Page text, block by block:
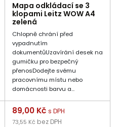
Mapa odkládací se 3
klopami Leitz WOW A4
zelená
Chlopně chrání před
vypadnutím
dokumentůUzavírání desek na
gumičku pro bezpečný
přenosDodejte svému
pracovnímu místu nebo
domácnosti barvu a...
Cena
89,00 Kč s DPH
73,55 Kč bez DPH